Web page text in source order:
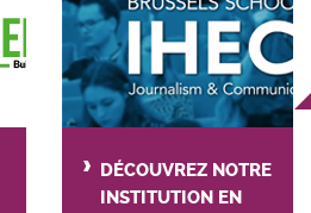
DÉCOUVREZ NOTRE
INSTITUTION EN